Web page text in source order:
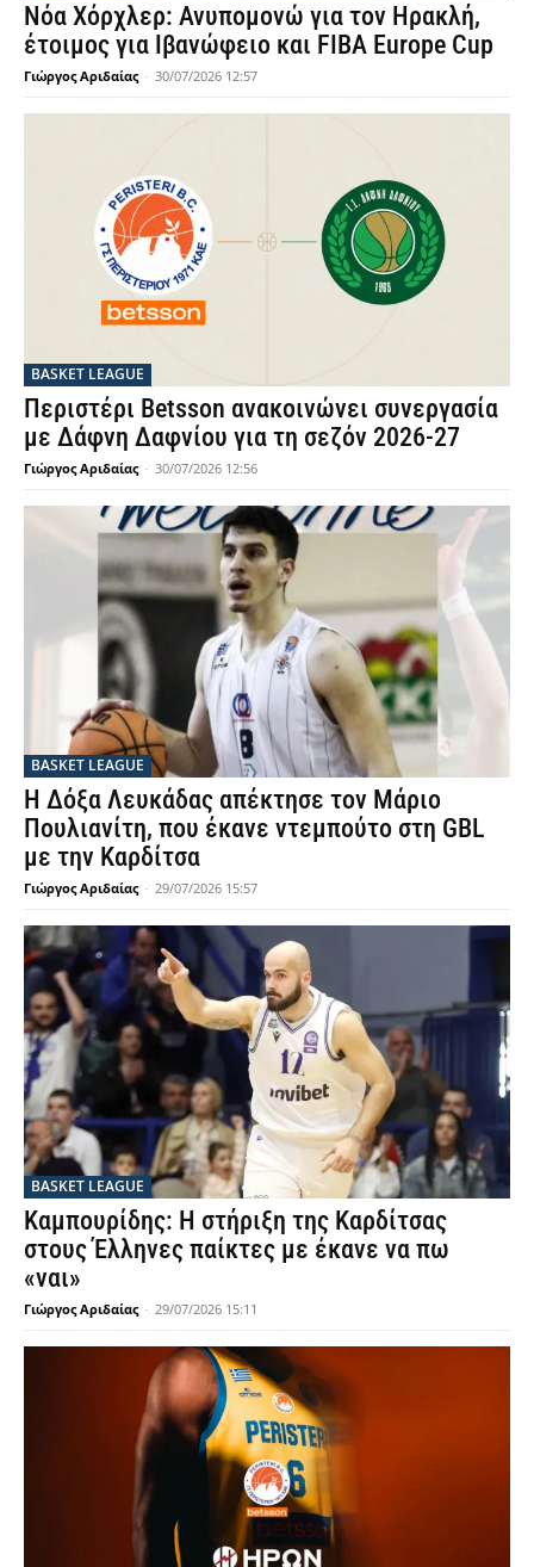
Νόα Χόρχλερ: Ανυπομονώ για τον Ηρακλή,
έτοιμος για Ιβανώφειο και FIBA Europe Cup
Γιώργος Αριδαίας - 30/07/2026 12:57
BASKET LEAGUE
Περιστέρι Betsson ανακοινώνει συνεργασία
με Δάφνη Δαφνίου για τη σεζόν 2026-27
Γιώργος Αριδαίας - 30/07/2026 12:56
BASKET LEAGUE
Η Δόξα Λευκάδας απέκτησε τον Μάριο
Πουλιανίτη, που έκανε ντεμπούτο στη GBL
με την Καρδίτσα
Γιώργος Αριδαίας - 29/07/2026 15:57
BASKET LEAGUE
Καμπουρίδης: Η στήριξη της Καρδίτσας
στους Έλληνες παίκτες με έκανε να πω
«ναι»
Γιώργος Αριδαίας - 29/07/2026 15:11